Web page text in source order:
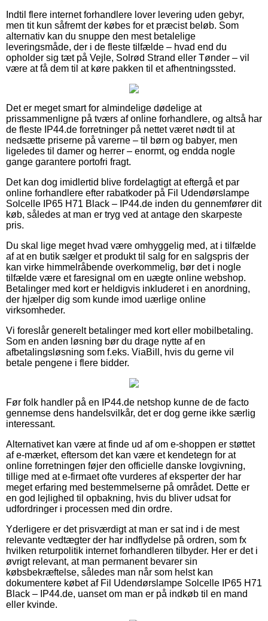
Indtil flere internet forhandlere lover levering uden gebyr,
men tit kun såfremt der købes for et præcist beløb. Som
alternativ kan du snuppe den mest betalelige
leveringsmåde, der i de fleste tilfælde – hvad end du
opholder sig tæt på Vejle, Solrød Strand eller Tønder – vil
være at få dem til at køre pakken til et afhentningssted.
Det er meget smart for almindelige dødelige at
prissammenligne på tværs af online forhandlere, og altså har
de fleste IP44.de forretninger på nettet været nødt til at
nedsætte priserne på varerne – til børn og babyer, men
ligeledes til damer og herrer – enormt, og endda nogle
gange garantere portofri fragt.
Det kan dog imidlertid blive fordelagtigt at eftergå et par
online forhandlere efter rabatkoder på Fil Udendørslampe
Solcelle IP65 H71 Black – IP44.de inden du gennemfører dit
køb, således at man er tryg ved at antage den skarpeste
pris.
Du skal lige meget hvad være omhyggelig med, at i tilfælde
af at en butik sælger et produkt til salg for en salgspris der
kan virke himmelråbende overkommelig, bør det i nogle
tilfælde være et faresignal om en uægte online webshop.
Betalinger med kort er heldigvis inkluderet i en anordning,
der hjælper dig som kunde imod uærlige online
virksomheder.
Vi foreslår generelt betalinger med kort eller mobilbetaling.
Som en anden løsning bør du drage nytte af en
afbetalingsløsning som f.eks. ViaBill, hvis du gerne vil
betale pengene i flere bidder.
Før folk handler på en IP44.de netshop kunne de de facto
gennemse dens handelsvilkår, det er dog gerne ikke særlig
interessant.
Alternativet kan være at finde ud af om e-shoppen er støttet
af e-mærket, eftersom det kan være et kendetegn for at
online forretningen føjer den officielle danske lovgivning,
tillige med at e-firmaet ofte vurderes af eksperter der har
meget erfaring med bestemmelserne på området. Dette er
en god lejlighed til opbakning, hvis du bliver udsat for
udfordringer i processen med din ordre.
Yderligere er det prisværdigt at man er sat ind i de mest
relevante vedtægter der har indflydelse på ordren, som fx
hvilken returpolitik internet forhandleren tilbyder. Her er det i
øvrigt relevant, at man permanent bevarer sin
købsbekræftelse, således man når som helst kan
dokumentere købet af Fil Udendørslampe Solcelle IP65 H71
Black – IP44.de, uanset om man er på indkøb til en mand
eller kvinde.